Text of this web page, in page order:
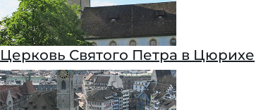
Церковь Святого Петра в Цюрихе